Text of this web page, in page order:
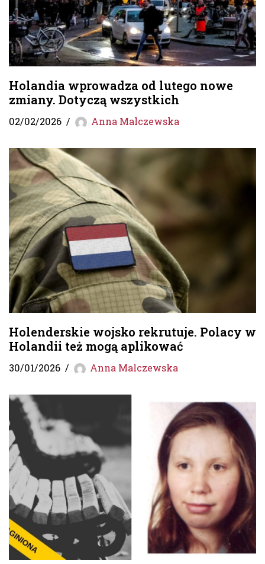
Holandia wprowadza od lutego nowe
zmiany. Dotyczą wszystkich
02/02/2026 Anna Malczewska
Holenderskie wojsko rekrutuje. Polacy w
Holandii też mogą aplikować
30/01/2026 Anna Malczewska